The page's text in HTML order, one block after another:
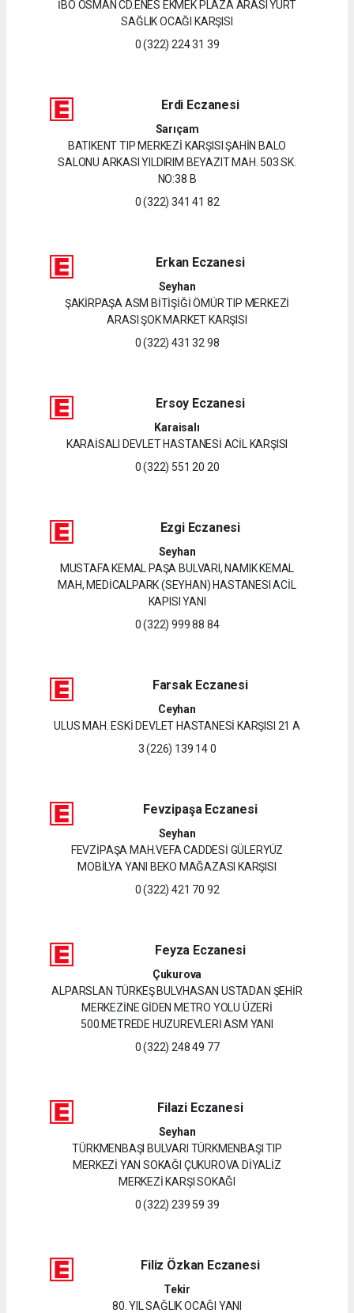
İBO OSMAN CD.ENES EKMEK PLAZA ARASI YURT
SAĞLIK OCAĞI KARŞISI
0 (322) 224 31 39
Erdi Eczanesi
Sarıçam
BATIKENT TIP MERKEZİ KARŞISI ŞAHİN BALO
SALONU ARKASI YILDIRIM BEYAZIT MAH. 503 SK.
NO:38 B
0 (322) 341 41 82
Erkan Eczanesi
Seyhan
ŞAKİRPAŞA ASM BİTİŞİĞİ ÖMÜR TIP MERKEZİ
ARASI ŞOK MARKET KARŞISI
0 (322) 431 32 98
Ersoy Eczanesi
Karaisalı
KARAİSALI DEVLET HASTANESİ ACİL KARŞISI
0 (322) 551 20 20
Ezgi Eczanesi
Seyhan
MUSTAFA KEMAL PAŞA BULVARI, NAMIK KEMAL
MAH, MEDİCALPARK (SEYHAN) HASTANESI ACİL
KAPISI YANI
0 (322) 999 88 84
Farsak Eczanesi
Ceyhan
ULUS MAH. ESKİ DEVLET HASTANESİ KARŞISI 21 A
3 (226) 139 14 0
Fevzipaşa Eczanesi
Seyhan
FEVZİPAŞA MAH.VEFA CADDESİ GÜLERYÜZ
MOBİLYA YANI BEKO MAĞAZASI KARŞISI
0 (322) 421 70 92
Feyza Eczanesi
Çukurova
ALPARSLAN TÜRKEŞ BULV.HASAN USTADAN ŞEHİR
MERKEZİNE GİDEN METRO YOLU ÜZERİ
500.METREDE HUZUREVLERİ ASM YANI
0 (322) 248 49 77
Filazi Eczanesi
Seyhan
TÜRKMENBAŞI BULVARI TÜRKMENBAŞI TIP
MERKEZİ YAN SOKAĞI ÇUKUROVA DİYALİZ
MERKEZİ KARŞI SOKAĞI
0 (322) 239 59 39
Filiz Özkan Eczanesi
Tekir
80. YIL SAĞLIK OCAĞI YANI